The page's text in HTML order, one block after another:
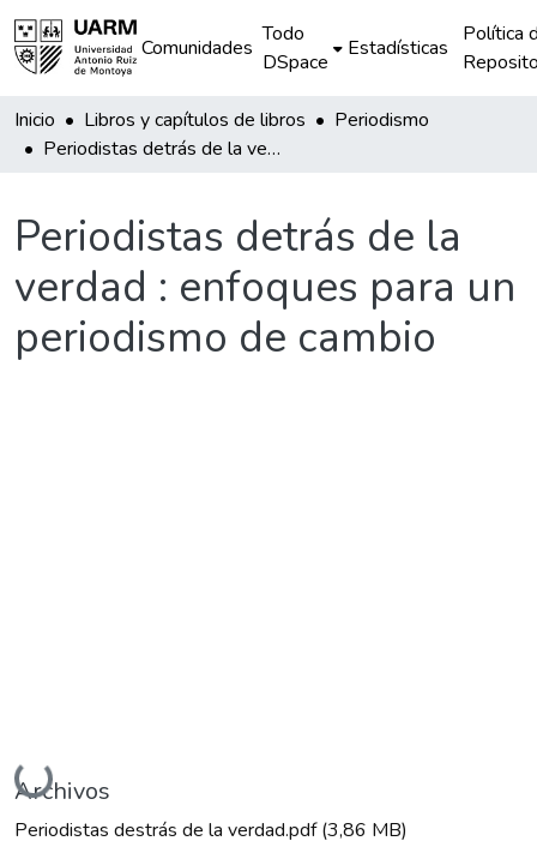
Comunidades
Todo
DSpace
Estadísticas
Política
Inicio Libros y capítulos de libros
Periodismo
Periodistas detrás de la verdad : enfoques para un periodismo de cambio
Periodistas detrás de la
verdad : enfoques para un
periodismo de cambio
Cargando...
Archivos
Periodistas destrás de la verdad.pdf(3,86 MB)